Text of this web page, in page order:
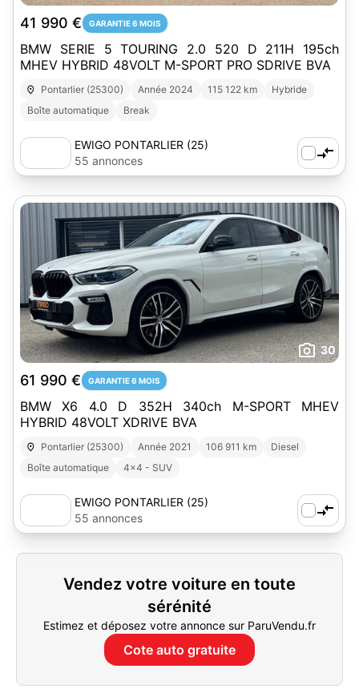
41 990 € GARANTIE 6 MOIS
BMW SERIE 5 TOURING 2.0 520 D 211H 195ch
MHEV HYBRID 48VOLT M-SPORT PRO SDRIVE BVA
Pontarlier (25300) Année 2024 115 122 km
Hybride
Boîte automatique
Break
EWIGO PONTARLIER (25)
55 annonces
30
61 990 € GARANTIE 6 MOIS
BMW X6 4.0 D 352H 340ch M-SPORT MHEV
HYBRID 48VOLT XDRIVE BVA
Pontarlier (25300) Année 2021 106 911 km
Diesel
Boîte automatique
4x4 - SUV
EWIGO PONTARLIER (25)
55 annonces
Vendez votre voiture en toute
sérénité
Estimez et déposez votre annonce sur ParuVendu.fr
Cote auto gratuite